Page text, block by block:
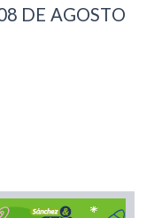
DE AGOSTO